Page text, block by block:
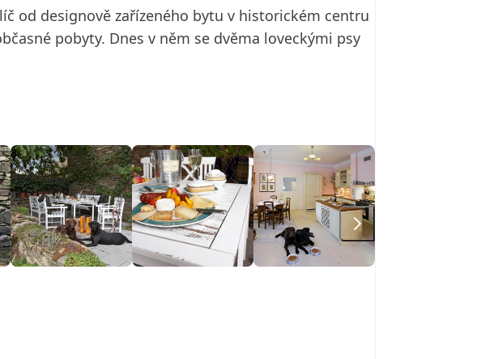
od designově zařízeného bytu v historickém centru
pobyty. Dnes v něm se dvěma loveckými psy